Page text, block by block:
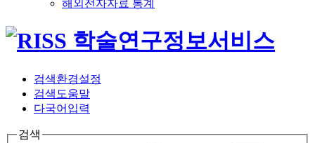
해외전자자료 통계
검색환경설정
검색도움말
다국어입력
검색